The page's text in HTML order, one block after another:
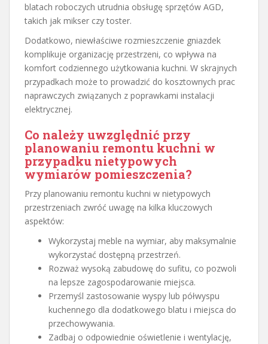
blatach roboczych utrudnia obsługę sprzętów AGD,
takich jak mikser czy toster.
Dodatkowo, niewłaściwe rozmieszczenie gniazdek
komplikuje organizację przestrzeni, co wpływa na
komfort codziennego użytkowania kuchni. W skrajnych
przypadkach może to prowadzić do kosztownych prac
naprawczych związanych z poprawkami instalacji
elektrycznej.
Co należy uwzględnić przy
planowaniu remontu kuchni w
przypadku nietypowych
wymiarów pomieszczenia?
Przy planowaniu remontu kuchni w nietypowych
przestrzeniach zwróć uwagę na kilka kluczowych
aspektów:
Wykorzystaj meble na wymiar, aby maksymalnie
wykorzystać dostępną przestrzeń.
Rozważ wysoką zabudowę do sufitu, co pozwoli
na lepsze zagospodarowanie miejsca.
Przemyśl zastosowanie wyspy lub półwyspu
kuchennego dla dodatkowego blatu i miejsca do
przechowywania.
Zadbaj o odpowiednie oświetlenie i wentylację,